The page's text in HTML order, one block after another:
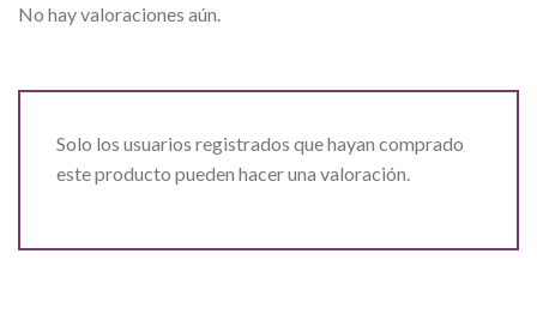
No hay valoraciones aún.
Solo los usuarios registrados que hayan comprado
este producto pueden hacer una valoración.